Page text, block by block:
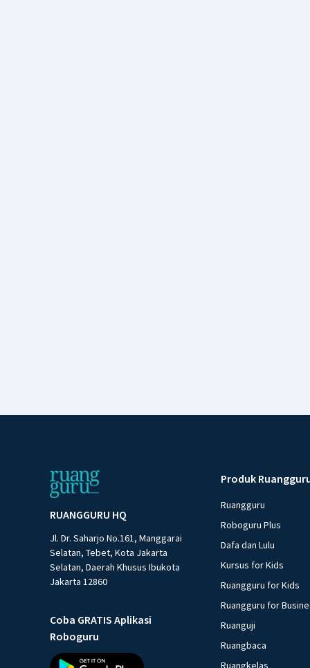
RUANGGURU HQ
Jl. Dr. Saharjo No.161, Manggarai
Selatan, Tebet, Kota Jakarta
Selatan, Daerah Khusus Ibukota
Jakarta 12860
Coba GRATIS Aplikasi
Roboguru
Produk
Ruangguru
Roboguru Plus
Dafa dan Lulu
Kursus for Kids
Ruangguru for Kids
Ruangguru for
Ruanguji
Ruangbaca
Ruangkelas